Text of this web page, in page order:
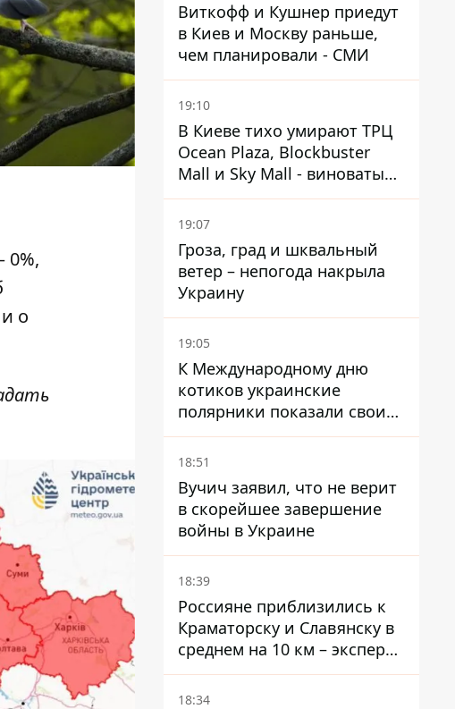
0%,
о
Виткофф и Кушнер приедут
в Киев и Москву раньше,
чем планировали - СМИ
19:10
В Киеве тихо умирают ТРЦ
Ocean Plaza, Blockbuster
Mall и Sky Mall - виноваты
ленивые менеджеры и
каннибализм
19:07
Гроза, град и шквальный
ветер – непогода накрыла
Украину
19:05
К Международному дню
котиков украинские
полярники показали своих
полярников в Антарктиде
18:51
Вучич заявил, что не верит
в скорейшее завершение
войны в Украине
18:39
Россияне приблизились к
Краматорску и Славянску в
среднем на 10 км – эксперт
предупредил об усилении
наступления
18:34